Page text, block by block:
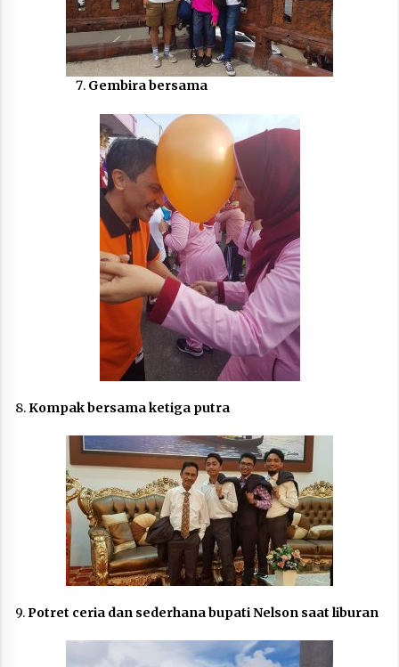
Gembira bersama
8. Kompak bersama ketiga putra
9. Potret ceria dan sederhana bupati Nelson saat liburan